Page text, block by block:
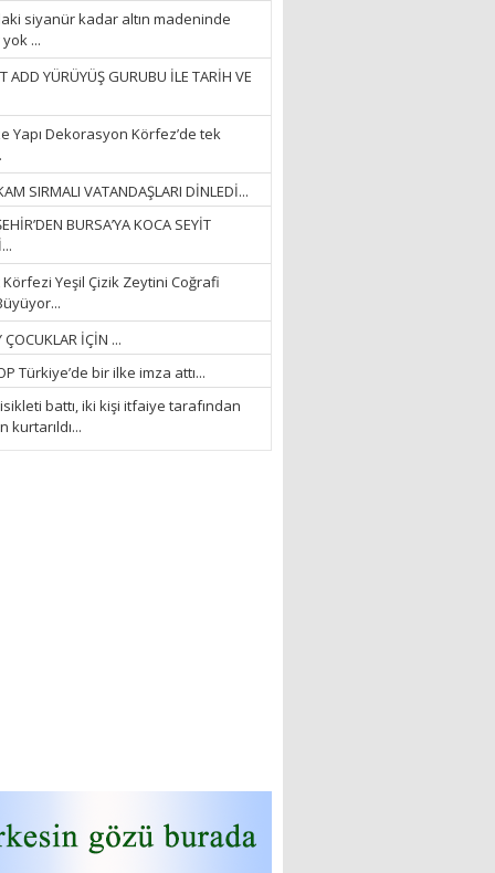
28/01/2024
“AKIL GÖZÜ”
Ayşegül Akay
“KURTULDUM”
28/01/2024
siyanür kadar altın madeninde
...
ADD YÜRÜYÜŞ GURUBU İLE TARİH VE
Yapı Dekorasyon Körfez’de tek
SIRMALI VATANDAŞLARI DİNLEDİ...
BURSA’YA KOCA SEYİT
Yeşil Çizik Zeytini Coğrafi
ÇOCUKLAR İÇİN ...
Türkiye’de bir ilke imza attı...
battı, iki kişi itfaiye tarafından
kurtarıldı...